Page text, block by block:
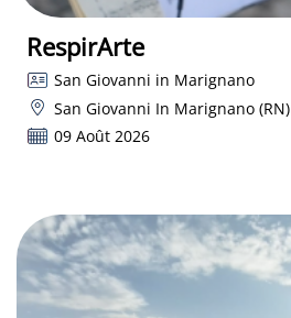
RespirArte
San Giovanni in Marignano
San Giovanni In Marignano (RN)
09 Août 2026